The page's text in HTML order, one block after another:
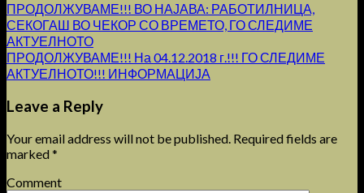
ПРОДОЛЖУВАМЕ!!! ВО НАЈАВА: РАБОТИЛНИЦА,
СЕКОГАШ ВО ЧЕКОР СО ВРЕМЕТО, ГО СЛЕДИМЕ
АКТУЕЛНОТО
ПРОДОЛЖУВАМЕ!!! На 04.12.2018 г.!!! ГО СЛЕДИМЕ
АКТУЕЛНОТО!!! ИНФОРМАЦИЈА
Leave a Reply
Your email address will not be published. Required fields are
marked*
Comment